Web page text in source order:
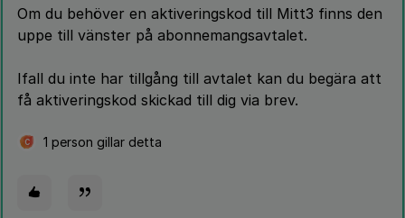
Om du behöver en aktiveringskod till Mitt3 finns den
uppe till vänster på abonnemangsavtalet.
Ifall du inte har tillgång till avtalet kan du begära att
få aktiveringskod skickad till dig via brev.
C 1 person gillar detta